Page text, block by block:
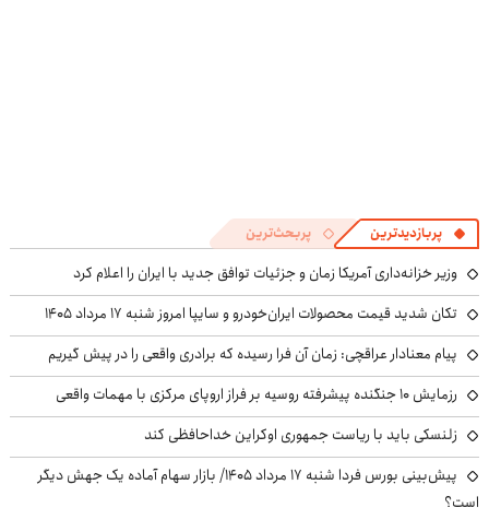
پربازدیدترین پربحث‌ترین
وزیر خزانه‌داری آمریکا زمان و جزئیات توافق جدید با ایران را اعلام کرد
تکان شدید قیمت محصولات ایران‌خودرو و سایپا امروز شنبه ۱۷ مرداد ۱۴۰۵
پیام معنادار عراقچی: زمان آن فرا رسیده که برادری واقعی را در پیش گیریم
رزمایش ۱۰ جنگنده پیشرفته روسیه بر فراز اروپای مرکزی با مهمات واقعی
زلنسکی باید با ریاست جمهوری اوکراین خداحافظی کند
پیش‌بینی بورس فردا شنبه ۱۷ مرداد ۱۴۰۵/ بازار سهام آماده یک جهش دیگر
است؟